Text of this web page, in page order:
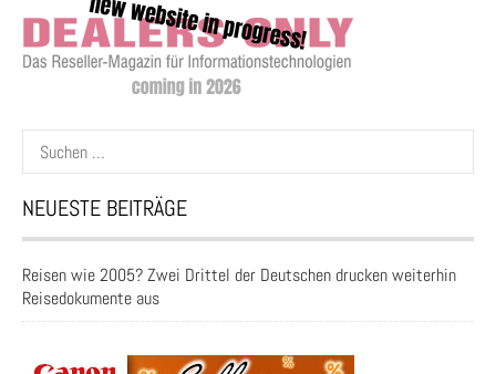
Suchen
nach:
NEUESTE BEITRÄGE
Reisen wie 2005? Zwei Drittel der Deutschen drucken weiterhin
Reisedokumente aus